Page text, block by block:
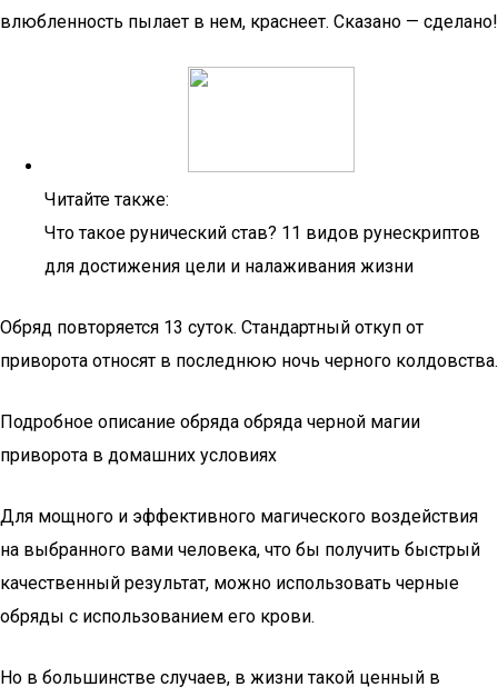
влюбленность пылает в нем, краснеет. Сказано — сделано!
Читайте также:
Что такое рунический став? 11 видов рунескриптов
для достижения цели и налаживания жизни
Обряд повторяется 13 суток. Стандартный откуп от
приворота относят в последнюю ночь черного колдовства.
Подробное описание обряда обряда черной магии
приворота в домашних условиях
Для мощного и эффективного магического воздействия
на выбранного вами человека, что бы получить быстрый
качественный результат, можно использовать черные
обряды с использованием его крови.
Но в большинстве случаев, в жизни такой ценный в